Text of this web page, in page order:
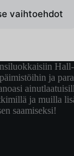
vaihtoehdot
Hall-
ja
ja muilla
saamiseksi!